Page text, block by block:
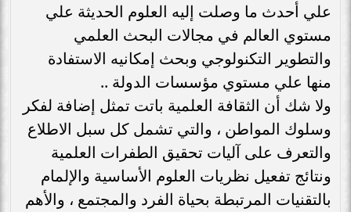
علي أحدث ما وصلت إليه العلوم الحديثة علي
مستوي العالم في مجالات البحث العلمي
والتطوير التكنولوجي وبحث إمكانيه الاستفادة
منها علي مستوي مؤسسات الدولة ..
ولا شك أن الثقافة العلمية باتت تمثل إضافة لفكر
وسلوك المواطن ، والتي تشمل كل سبل الاطلاع
والتعرف على آليات تحقيق الطفرات العلمية
ونتائج تفعيل نظريات العلوم الأساسية والإلمام
بالتقنيات المرتبطة بحياة الفرد والمجتمع ، والأهم